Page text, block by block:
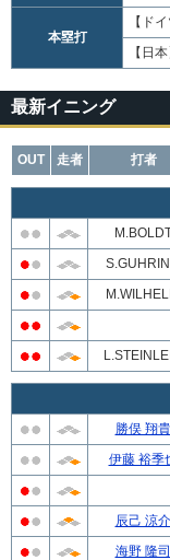
本塁打
【ドイ
【日本
最新イニング
OUT 走者 打者
勝俣 翔貴
伊藤 裕季
辰己 涼介
海野 隆司